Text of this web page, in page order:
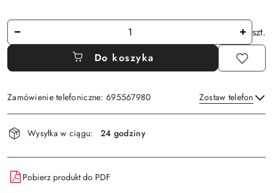
Ilość
szt.
Do koszyka
Zamówienie telefoniczne: 695567980 Zostaw telefon
Dostępność
i
dostawa
Wysyłka w ciągu: 24 godziny
Pobierz produkt do PDF